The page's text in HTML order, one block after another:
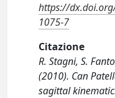
https://
1075-7
Citazione
R. Stagni, S.
(2010). Can
sagittal